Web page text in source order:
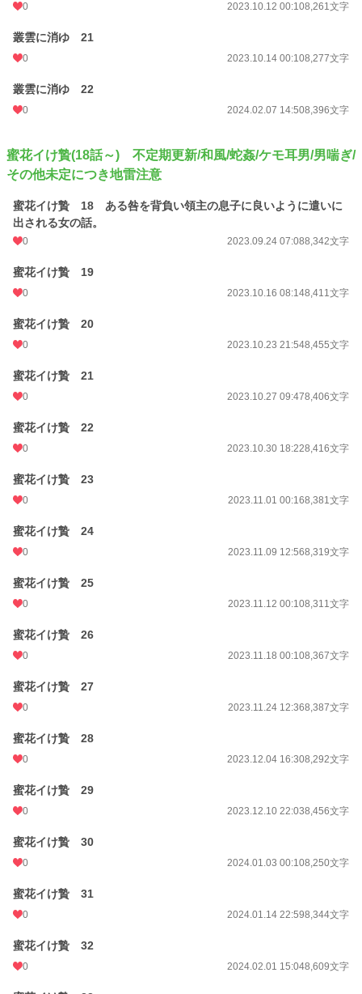
0 2023.10.12 00:108,261文字
叢雲に消ゆ 21
0 2023.10.14 00:108,277文字
叢雲に消ゆ 22
0 2024.02.07 14:508,396文字
蜜花イけ贄(18話～) 不定期更新/和風/蛇姦/ケモ耳男/男喘ぎ/
その他未定につき地雷注意
蜜花イけ贄 18 ある咎を背負い領主の息子に良いように遣いに
出される女の話。
0 2023.09.24 07:088,342文字
蜜花イけ贄 19
0 2023.10.16 08:148,411文字
蜜花イけ贄 20
0 2023.10.23 21:548,455文字
蜜花イけ贄 21
0 2023.10.27 09:478,406文字
蜜花イけ贄 22
0 2023.10.30 18:228,416文字
蜜花イけ贄 23
0 2023.11.01 00:168,381文字
蜜花イけ贄 24
0 2023.11.09 12:568,319文字
蜜花イけ贄 25
0 2023.11.12 00:108,311文字
蜜花イけ贄 26
0 2023.11.18 00:108,367文字
蜜花イけ贄 27
0 2023.11.24 12:368,387文字
蜜花イけ贄 28
0 2023.12.04 16:308,292文字
蜜花イけ贄 29
0 2023.12.10 22:038,456文字
蜜花イけ贄 30
0 2024.01.03 00:108,250文字
蜜花イけ贄 31
0 2024.01.14 22:598,344文字
蜜花イけ贄 32
0 2024.02.01 15:048,609文字